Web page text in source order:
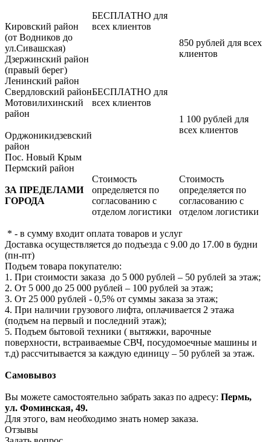
Кировский район
(от Водников до
ул.Сивашская)
Дзержинский район
(правый берег)
Ленинский район
Свердловский район
Мотовилихинский
район
Орджоникидзевский
район
Пос. Новый Крым
Пермский район
БЕСПЛАТНО для
всех клиентов
БЕСПЛАТНО для
всех клиентов
850 рублей для всех
клиентов
1 100 рублей для
всех клиентов
ЗА ПРЕДЕЛАМИ
ГОРОДА
Стоимость
определяется по
согласованию с
отделом логистики
Стоимость
определяется по
согласованию с
отделом логистики
* - в сумму входит оплата товаров и услуг
Доставка осуществляется до подъезда с 9.00 до 17.00 в будни
(пн-пт)
Подъем товара покупателю:
1. При стоимости заказа до 5 000 рублей – 50 рублей за этаж;
2. От 5 000 до 25 000 рублей – 100 рублей за этаж;
3. От 25 000 рублей - 0,5% от суммы заказа за этаж;
4. При наличии грузового лифта, оплачивается 2 этажа
(подъем на первый и последний этаж);
5. Подъем бытовой техники ( вытяжки, варочные
поверхности, встраиваемые СВЧ, посудомоечные машины и
т.д) рассчитывается за каждую единицу – 50 рублей за этаж.
Самовывоз
Вы можете самостоятельно забрать заказ по адресу: Пермь,
ул. Фоминская, 49.
Для этого, вам необходимо знать номер заказа.
Отзывы